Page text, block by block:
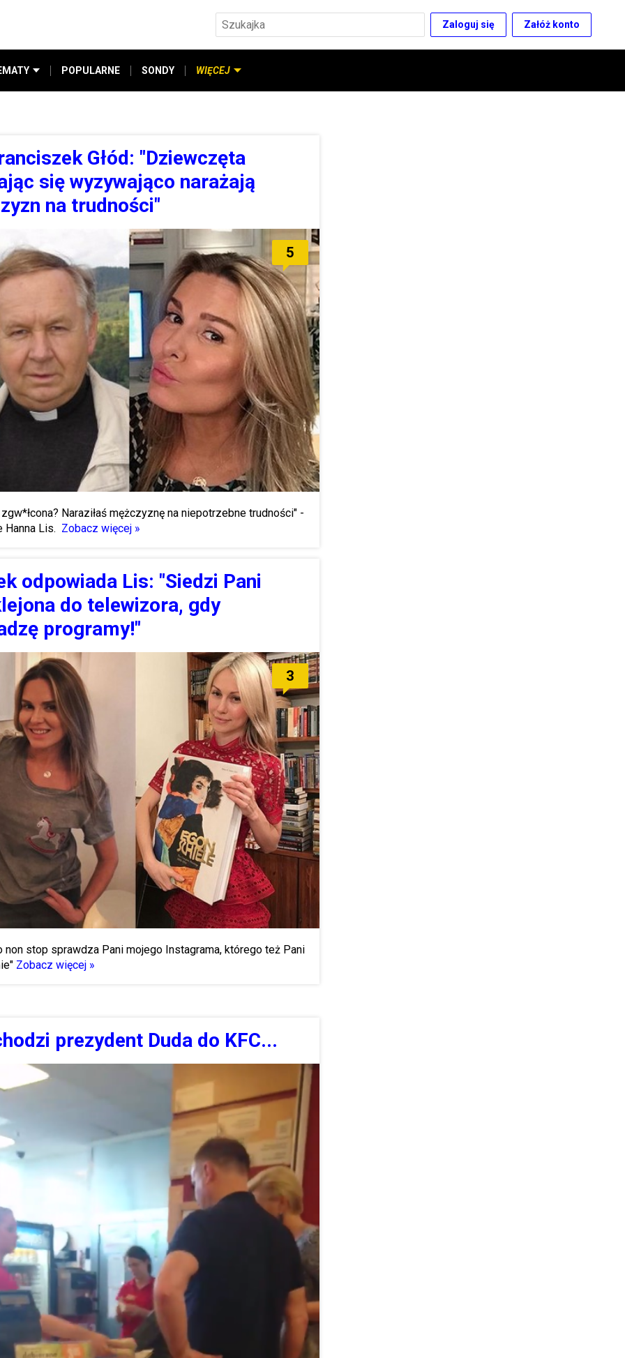
Zaloguj się Załóż konto
POPULARNE SONDY WIĘCEJ
Głód: "Dziewczęta
się wyzywająco narażają
na trudności"
5
Naraziłaś mężczyznę na niepotrzebne trudności" -
Hanna Lis. Zobacz więcej »
odpowiada Lis: "Siedzi Pani
do telewizora, gdy
programy!"
3
non stop sprawdza Pani mojego Instagrama, którego też Pani
Zobacz więcej »
prezydent Duda do KFC...